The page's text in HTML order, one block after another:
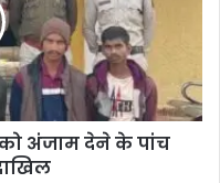
को अंजाम देने के पांच